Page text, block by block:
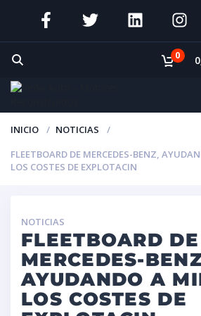
0
INICIO
NOTICIAS
FLEETBOARD DE MERCEDES-BENZ,
LOS COSTES DE EXPLOTACIN
NOTICIAS
FLEETBOARD DE
MERCEDES-
AYUDANDO A
LOS COSTES DE